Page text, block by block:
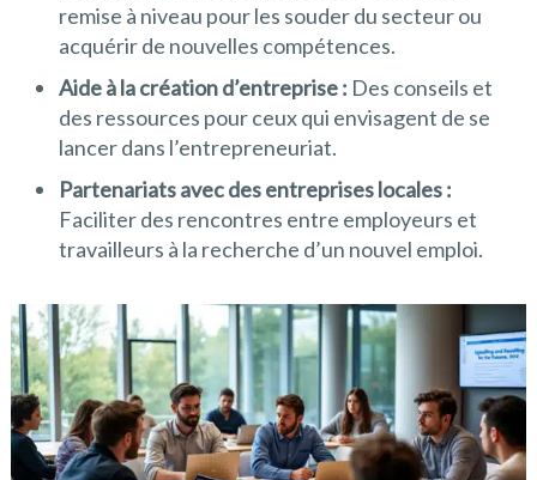
remise à niveau pour les souder du secteur ou
acquérir de nouvelles compétences.
Aide à la création d’entreprise : Des conseils et
des ressources pour ceux qui envisagent de se
lancer dans l’entrepreneuriat.
Partenariats avec des entreprises locales :
Faciliter des rencontres entre employeurs et
travailleurs à la recherche d’un nouvel emploi.